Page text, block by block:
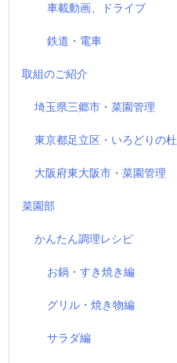
車載動画、ドライブ
鉄道・電車
取組のご紹介
埼玉県三郷市・菜園管理
東京都足立区・いろどりの杜
大阪府東大阪市・菜園管理
菜園部
かんたん調理レシピ
お鍋・すき焼き編
グリル・焼き物編
サラダ編